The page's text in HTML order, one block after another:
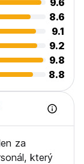
9.6
8.6
9.1
9.2
9.8
8.8
za
který